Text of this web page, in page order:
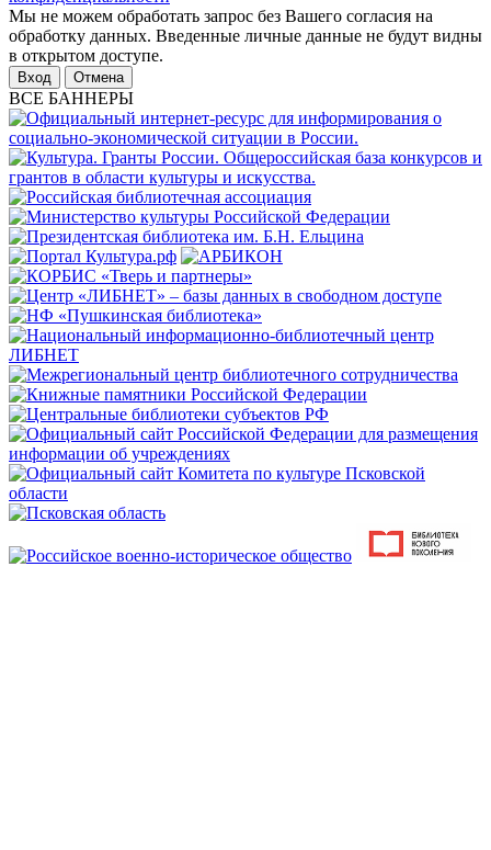
Мы не можем обработать запрос без Вашего согласия на
обработку данных. Введенные личные данные не будут видны
в открытом доступе.
Отмена
ВСЕ БАННЕРЫ